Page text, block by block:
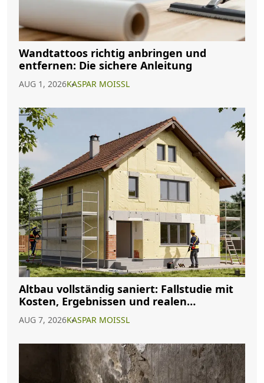
Wandtattoos richtig anbringen und
entfernen: Die sichere Anleitung
AUG 1, 2026KASPAR MOISSL
Altbau vollständig saniert: Fallstudie mit
Kosten, Ergebnissen und realen
AUG 7, 2026KASPAR MOISSL